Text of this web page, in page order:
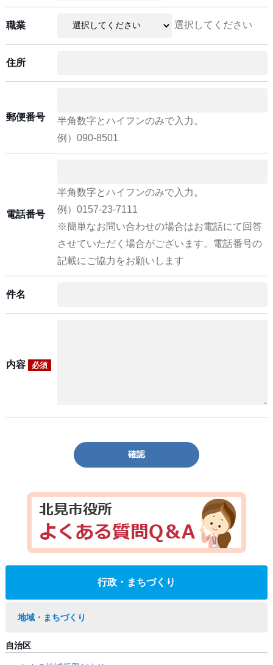
職業 選択してください
住所
郵便番号
半角数字とハイフンのみで入力。
例）090-8501
電話番号
半角数字とハイフンのみで入力。
例）0157-23-7111
※簡単なお問い合わせの場合はお電話にて回答
させていただく場合がございます。電話番号の
記載にご協力をお願いします
件名
内容 必須
確認
行政・まちづくり
地域・まちづくり
自治区